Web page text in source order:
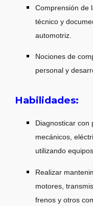
Comprensión de
técnico y
automotriz.
Nociones de
personal y
Habilidades:
Diagnosticar con
mecánicos,
utilizando
Realizar
motores,
frenos y otros